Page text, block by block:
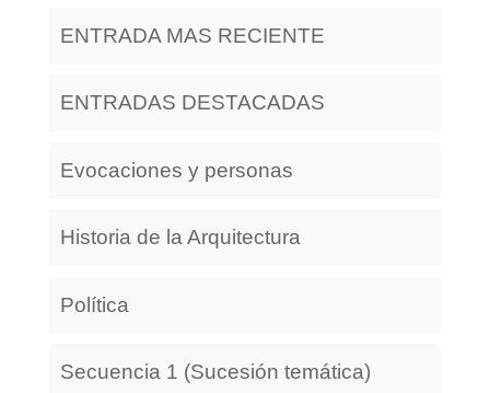
ENTRADA MAS RECIENTE
ENTRADAS DESTACADAS
Evocaciones y personas
Historia de la Arquitectura
Política
Secuencia 1 (Sucesión temática)